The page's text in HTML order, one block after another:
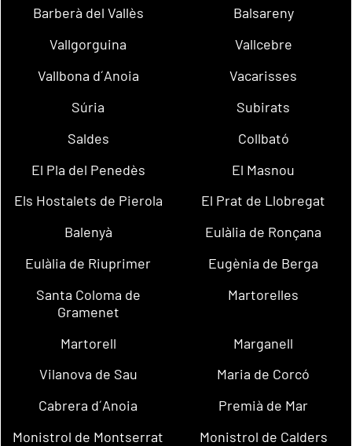
Barberà del Vallès
Balsareny
Vallgorguina
Vallcebre
Vallbona d´Anoia
Vacarisses
Súria
Subirats
Saldes
Collbató
El Pla del Penedès
El Masnou
Els Hostalets de Pierola
El Prat de Llobregat
Balenyà
Eulàlia de Ronçana
Eulàlia de Riuprimer
Eugènia de Berga
Santa Coloma de
Gramenet
Martorelles
Martorell
Marganell
Vilanova de Sau
Maria de Corcó
Cabrera d´Anoia
Premià de Mar
Monistrol de Montserrat
Monistrol de Calders